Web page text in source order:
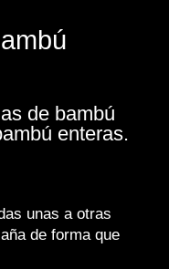
de bambú
enteras.
unas a otras
de forma que